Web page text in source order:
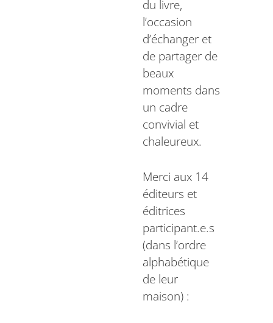
du livre,
l’occasion
d’échanger et
de partager de
beaux
moments dans
un cadre
convivial et
chaleureux.
Merci aux 14
éditeurs et
éditrices
participant.e.s
(dans l’ordre
alphabétique
de leur
maison) :